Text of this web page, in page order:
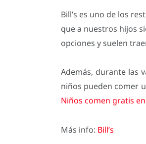
Bill’s es uno de los
que a nuestros hijos
opciones y suelen
Además, durante las
niños pueden comer
Niños comen gratis
Más info: Bill’s